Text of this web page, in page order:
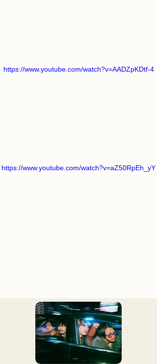
https://www.youtube.com/watch?v=AADZpKDtf-4
https://www.youtube.com/watch?v=aZ50RpEh_yY